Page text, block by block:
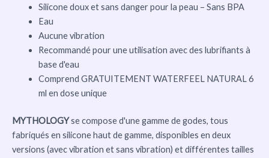
Silicone doux et sans danger pour la peau – Sans BPA
Eau
Aucune vibration
Recommandé pour une utilisation avec des lubrifiants à
base d'eau
Comprend GRATUITEMENT WATERFEEL NATURAL 6
ml en dose unique
MYTHOLOGYse compose d'une gamme de godes, tous
fabriqués en silicone haut de gamme, disponibles en deux
versions (avec vibration et sans vibration) et différentes tailles